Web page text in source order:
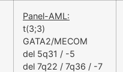
Panel-AML:
t(3;3)
GATA2/MECOM
del 5q31 / -5
del 7q22 / 7q36 / -7